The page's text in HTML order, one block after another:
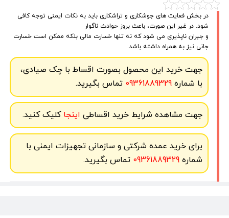
در بخش فعایت های جوشکاری و تراشکاری باید به نکات ایمنی توجه کافی
شود. در غیر این صورت، باعث بروز حوادث ناگوار
و جبران ناپذیری می شود که نه تنها خسارت مالی بلکه ممکن است خسارت
جانی نیز به همراه داشته باشد.
جهت خرید این محصول بصورت اقساط با چک صیادی،
با شماره09361889329 تماس بگیرید.
جهت مشاهده شرایط خرید اقساطی اینجاکلیک کنید.
برای خرید عمده شرکتی و سازمانی تجهیزات ایمنی با
شماره09361889329 تماس بگیرید.